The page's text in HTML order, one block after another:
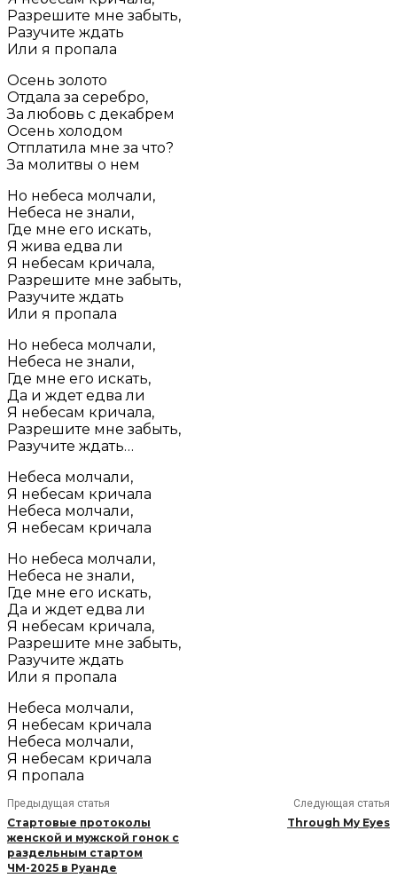
Разрешите мне забыть,
Разучите ждать
Или я пропала
Осень золото
Отдала за серебро,
За любовь с декабрем
Осень холодом
Отплатила мне за что?
За молитвы о нем
Но небеса молчали,
Небеса не знали,
Где мне его искать,
Я жива едва ли
Я небесам кричала,
Разрешите мне забыть,
Разучите ждать
Или я пропала
Но небеса молчали,
Небеса не знали,
Где мне его искать,
Да и ждет едва ли
Я небесам кричала,
Разрешите мне забыть,
Разучите ждать…
Небеса молчали,
Я небесам кричала
Небеса молчали,
Я небесам кричала
Но небеса молчали,
Небеса не знали,
Где мне его искать,
Да и ждет едва ли
Я небесам кричала,
Разрешите мне забыть,
Разучите ждать
Или я пропала
Небеса молчали,
Я небесам кричала
Небеса молчали,
Я небесам кричала
Я пропала
Предыдущая статья
Стартовые протоколы
женской и мужской гонок с
раздельным стартом
ЧМ-2025 в Руанде
Следующая статья
Through My Eyes